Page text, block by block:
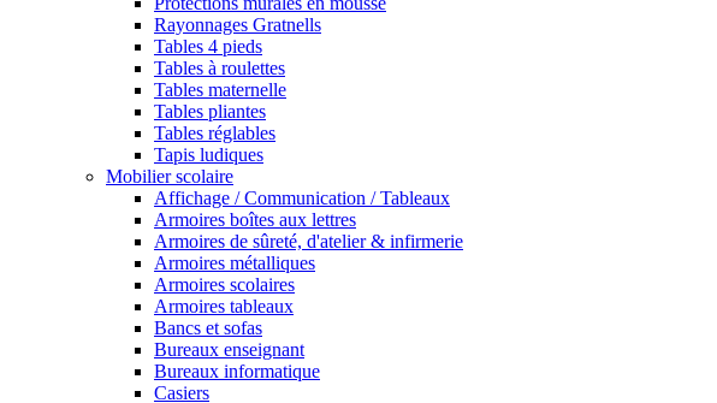
Rayonnages Gratnells
Tables 4 pieds
Tables à roulettes
Tables maternelle
Tables pliantes
Tables réglables
Tapis ludiques
Mobilier scolaire
Affichage / Communication / Tableaux
Armoires boîtes aux lettres
Armoires de sûreté, d'atelier & infirmerie
Armoires métalliques
Armoires scolaires
Armoires tableaux
Bancs et sofas
Bureaux enseignant
Bureaux informatique
Casiers